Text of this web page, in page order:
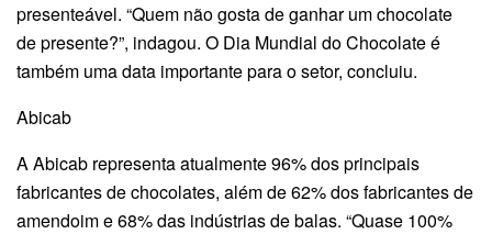
presenteável. “Quem não gosta de ganhar um chocolate
de presente?”, indagou. O Dia Mundial do Chocolate é
também uma data importante para o setor, concluiu.
Abicab
A Abicab representa atualmente 96% dos principais
fabricantes de chocolates, além de 62% dos fabricantes de
amendoim e 68% das indústrias de balas. “Quase 100%